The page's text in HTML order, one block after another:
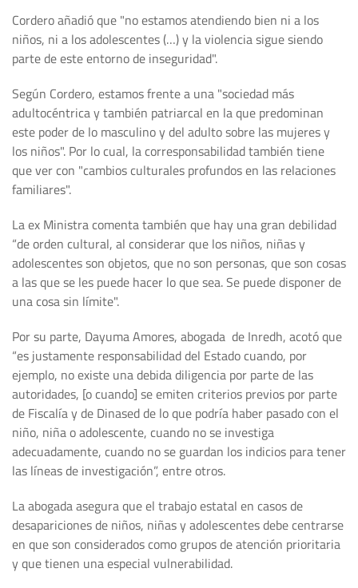
Cordero añadió que "no estamos atendiendo bien ni a los
niños, ni a los adolescentes (…) y la violencia sigue siendo
parte de este entorno de inseguridad".
Según Cordero, estamos frente a una "sociedad más
adultocéntrica y también patriarcal en la que predominan
este poder de lo masculino y del adulto sobre las mujeres y
los niños". Por lo cual, la corresponsabilidad también tiene
que ver con "cambios culturales profundos en las relaciones
familiares".
La ex Ministra comenta también que hay una gran debilidad
“de orden cultural, al considerar que los niños, niñas y
adolescentes son objetos, que no son personas, que son cosas
a las que se les puede hacer lo que sea. Se puede disponer de
una cosa sin límite".
Por su parte, Dayuma Amores, abogada de Inredh, acotó que
“es justamente responsabilidad del Estado cuando, por
ejemplo, no existe una debida diligencia por parte de las
autoridades, [o cuando] se emiten criterios previos por parte
de Fiscalía y de Dinased de lo que podría haber pasado con el
niño, niña o adolescente, cuando no se investiga
adecuadamente, cuando no se guardan los indicios para tener
las líneas de investigación”, entre otros.
La abogada asegura que el trabajo estatal en casos de
desapariciones de niños, niñas y adolescentes debe centrarse
en que son considerados como grupos de atención prioritaria
y que tienen una especial vulnerabilidad.